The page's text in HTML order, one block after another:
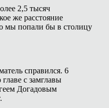
2,5 тысяч
же расстояние
мы попали бы в столицу
справился. 6
с замглавы
Догадовым